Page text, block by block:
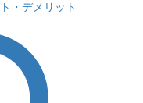
・デメリット